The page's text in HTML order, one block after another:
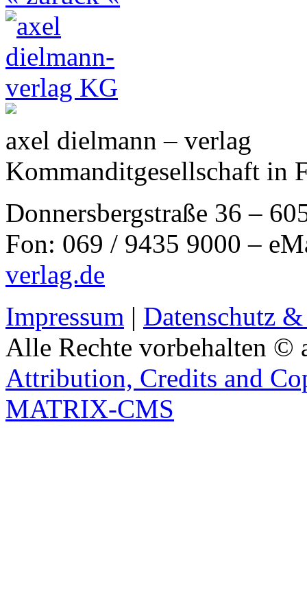
axel dielmann – verlag
Kommanditgesellschaft in
Donnersbergstraße 36 –
Fon: 069 / 9435 9000 –
verlag.de
Impressum | Datenschutz
Alle Rechte vorbehalten ©
Attribution, Credits and
MATRIX-CMS